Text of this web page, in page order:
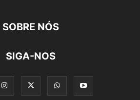
SOBRE NÓS
SIGA-NOS